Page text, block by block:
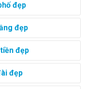
đẹp
đẹp
đẹp
đẹp